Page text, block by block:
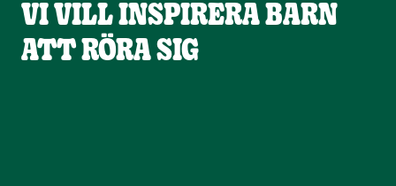
VI VILL INSPIRERA BARN
ATT RÖRA SIG